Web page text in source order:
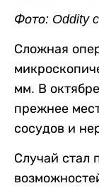
Фото: Oddity
Сложная
мм. В
прежнее
сосудов и
Случай стал